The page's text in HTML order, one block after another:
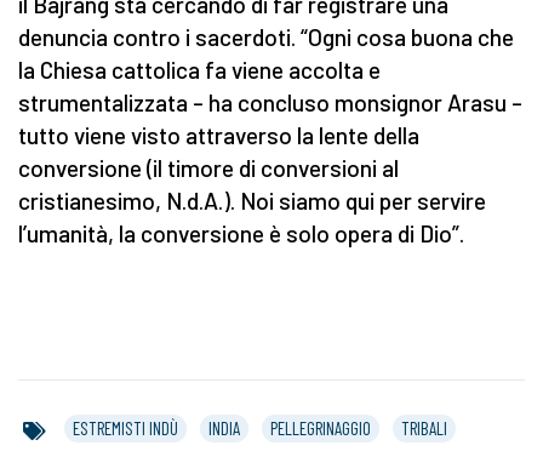
denuncia contro i sacerdoti. “Ogni cosa buona che
la Chiesa cattolica fa viene accolta e
strumentalizzata – ha concluso monsignor Arasu –
tutto viene visto attraverso la lente della
conversione (il timore di conversioni al
cristianesimo, N.d.A.). Noi siamo qui per servire
l’umanità, la conversione è solo opera di Dio”.
ESTREMISTI INDÙ INDIA PELLEGRINAGGIO
TRIBALI